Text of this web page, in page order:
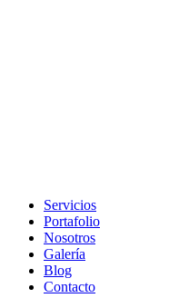
Servicios
Portafolio
Nosotros
Galería
Blog
Contacto